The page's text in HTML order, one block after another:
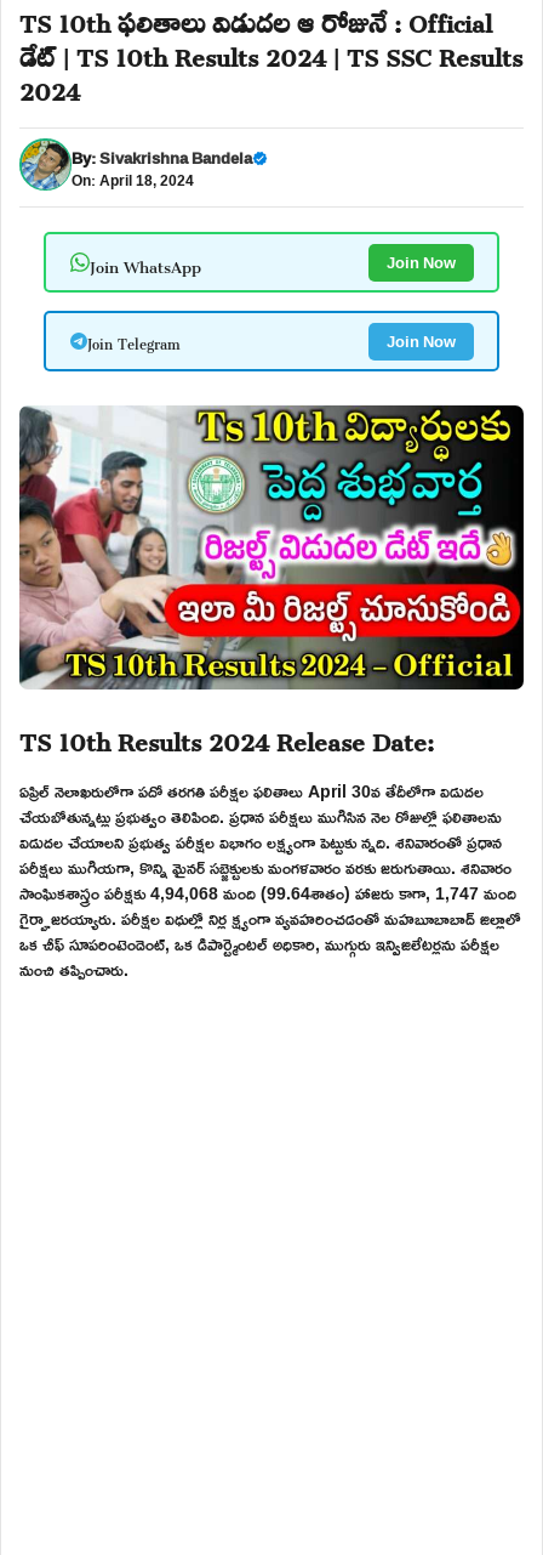
TS 10th ఫలితాలు విడుదల ఆ రోజునే : Official
డేట్ | TS 10th Results 2024 | TS SSC Results
2024
By:Sivakrishna Bandela
On: April 18, 2024
Join WhatsApp Join Now
Join Telegram Join Now
TS 10th Results 2024 Release Date:
ఏప్రిల్ నెలాఖరులోగా పదో తరగతి పరీక్షల ఫలితాలు April 30వ తేదీలోగా విడుదల
చేయబోతున్నట్లు ప్రభుత్వం తెలిపింది. ప్రధాన పరీక్షలు ముగిసిన నెల రోజుల్లో ఫలితాలను
విడుదల చేయాలని ప్రభుత్వ పరీక్షల విభాగం లక్ష్యంగా పెట్టుకు న్నది. శనివారంతో ప్రధాన
పరీక్షలు ముగియగా, కొన్ని మైనర్ సబ్జెక్టులకు మంగళవారం వరకు జరుగుతాయి. శనివారం
సాంఘికశాస్త్రం పరీక్షకు 4,94,068 మంది (99.64శాతం) హాజరు కాగా, 1,747 మంది
గైర్హాజరయ్యారు. పరీక్షల విధుల్లో నిర్ల క్ష్యంగా వ్యవహరించడంతో మహబూబాబాద్ జిల్లాలో
ఒక చీఫ్ సూపరింటెండెంట్, ఒక డిపార్ట్మెంటల్ అధికారి, ముగ్గురు ఇన్విజిలేటర్లను పరీక్షల
నుంచి తప్పించారు.